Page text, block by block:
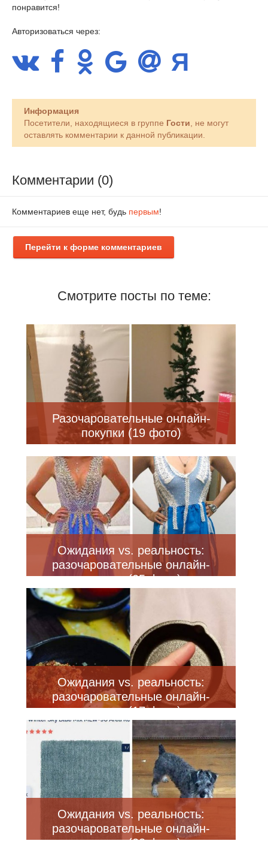
понравится!
Авторизоваться через:
Информация
Посетители, находящиеся в группе Гости, не могут
оставлять комментарии к данной публикации.
Комментарии (0)
Комментариев еще нет, будь первым!
Перейти к форме комментариев
Смотрите посты по теме:
Разочаровательные онлайн-
покупки (19 фото)
Ожидания vs. реальность:
разочаровательные онлайн-
покупки (25 фото)
Ожидания vs. реальность:
разочаровательные онлайн-
покупки (17 фото)
Ожидания vs. реальность:
разочаровательные онлайн-
покупки (22 фото)